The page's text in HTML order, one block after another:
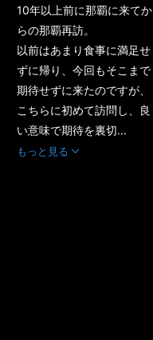
10年以上前に那覇に来てか
らの那覇再訪。
以前はあまり食事に満足せ
ずに帰り、今回もそこまで
期待せずに来たのですが、
こちらに初めて訪問し、良
い意味で期待を裏切...
もっと見る